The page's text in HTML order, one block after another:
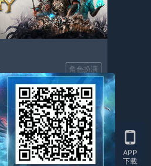
角色扮演
APP
下載